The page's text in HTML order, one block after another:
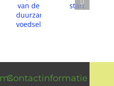
Contactinformatie